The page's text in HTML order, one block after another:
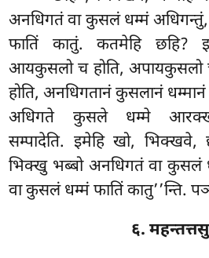
अनधिगतं वा कुसलं धम्मं
फातिं कातुं. कतमेहि छहि?
आयकुसलो च होति, अपायकुसलो
होति, अनधिगतानं कुसलानं धम्मानं
अधिगते कुसले धम्मे
सम्पादेति. इमेहि खो, भिक्खवे,
भिक्खु भब्बो अनधिगतं वा कुसलं
वा कुसलं धम्मं फातिं कातु’’न्ति.
६.